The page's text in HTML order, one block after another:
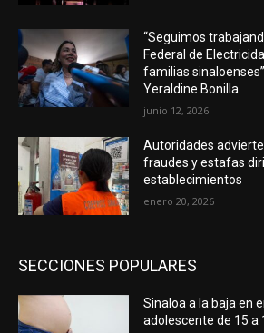
“Seguimos
Federal de
familias
Yeraldine Bonilla
junio 12, 2026
Autoridades
fraudes y estafas
establecimientos
enero 20, 2026
SECCIONES POPULARES
Sinaloa a la baja en
adolescente de 15 a